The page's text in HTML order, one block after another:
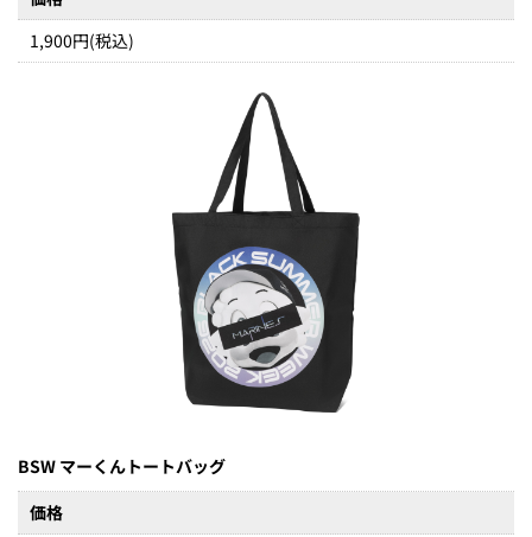
1,900円(税込)
BSW マーくんトートバッグ
価格